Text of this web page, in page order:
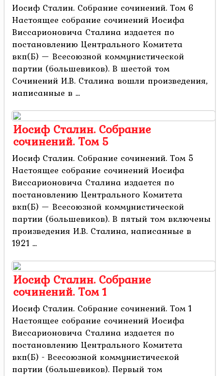
Иосиф Сталин. Собрание сочинений. Том 6
Настоящее собрание сочинений Иосифа
Виссарионовича Сталина издается по
постановлению Центрального Комитета
вкп(Б) — Всесоюзной коммунистической
партии (большевиков). В шестой том
Сочинений И.В. Сталина вошли произведения,
написанные в ...
Иосиф Сталин. Собрание
сочинений. Том 5
Иосиф Сталин. Собрание сочинений. Том 5
Настоящее собрание сочинений Иосифа
Виссарионовича Сталина издается по
постановлению Центрального Комитета
вкп(Б) — Всесоюзной коммунистической
партии (большевиков). В пятый том включены
произведения И.В. Сталина, написанные в
1921 ...
Иосиф Сталин. Собрание
сочинений. Том 1
Иосиф Сталин. Собрание сочинений. Том 1
Настоящее собрание сочинений Иосифа
Виссарионовича Сталина издается по
постановлению Центрального Комитета
вкп(Б) - Всесоюзной коммунистической
партии (большевиков). Первый том